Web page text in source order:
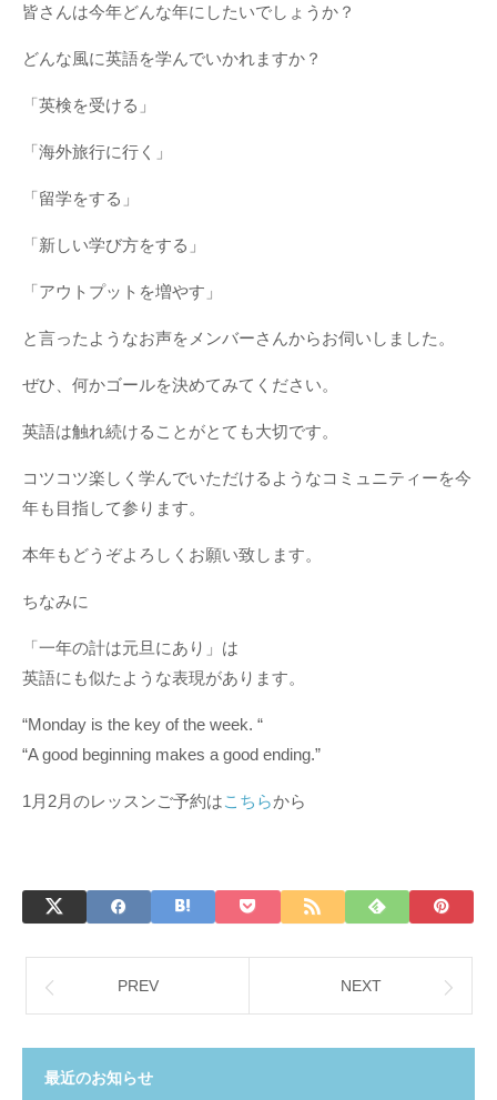
皆さんは今年どんな年にしたいでしょうか？
どんな風に英語を学んでいかれますか？
「英検を受ける」
「海外旅行に行く」
「留学をする」
「新しい学び方をする」
「アウトプットを増やす」
と言ったようなお声をメンバーさんからお伺いしました。
ぜひ、何かゴールを決めてみてください。
英語は触れ続けることがとても大切です。
コツコツ楽しく学んでいただけるようなコミュニティーを今
年も目指して参ります。
本年もどうぞよろしくお願い致します。
ちなみに
「一年の計は元旦にあり」は
英語にも似たような表現があります。
“Monday is the key of the week. “
“A good beginning makes a good ending.”
1月2月のレッスンご予約はこちらから
PREV NEXT
最近のお知らせ